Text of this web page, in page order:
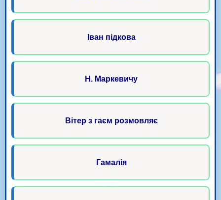
Іван підкова
Н. Маркевичу
Вітер з гаєм розмовляє
Гамалія